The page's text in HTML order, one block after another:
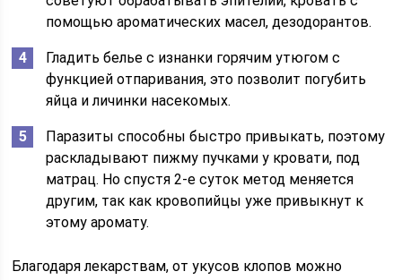
помощью ароматических масел, дезодорантов.
Гладить белье с изнанки горячим утюгом с
функцией отпаривания, это позволит погубить
яйца и личинки насекомых.
Паразиты способны быстро привыкать, поэтому
раскладывают пижму пучками у кровати, под
матрац. Но спустя 2-е суток метод меняется
другим, так как кровопийцы уже привыкнут к
этому аромату.
Благодаря лекарствам, от укусов клопов можно